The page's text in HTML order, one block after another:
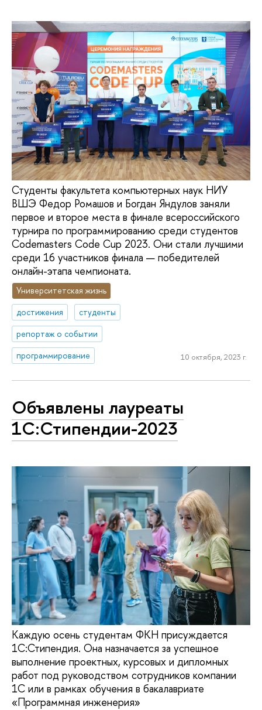
Студенты факультета компьютерных наук НИУ
ВШЭ Федор Ромашов и Богдан Яндулов заняли
первое и второе места в финале всероссийского
турнира по программированию среди студентов
Codemasters Code Cup 2023. Они стали лучшими
среди 16 участников финала — победителей
онлайн-этапа чемпионата.
Университетская жизнь
достижения
студенты
репортаж о событии
программирование
10 октября, 2023 г.
Объявлены лауреаты
1C:Стипендии-2023
Каждую осень студентам ФКН присуждается
1С:Стипендия. Она назначается за успешное
выполнение проектных, курсовых и дипломных
работ под руководством сотрудников компании
1С или в рамках обучения в бакалавриате
«Программная инженерия»